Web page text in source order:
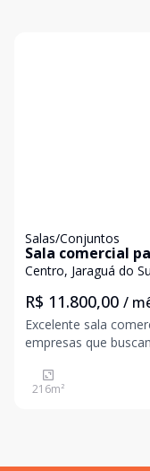
Salas/Conjuntos
Sala comercial
Centro, Jaraguá do
R$ 11.800,00 /
Excelente sala
empresas que
negócio. O imóvel conta com: Área privativa de 216
m² Estacionamento
216m²